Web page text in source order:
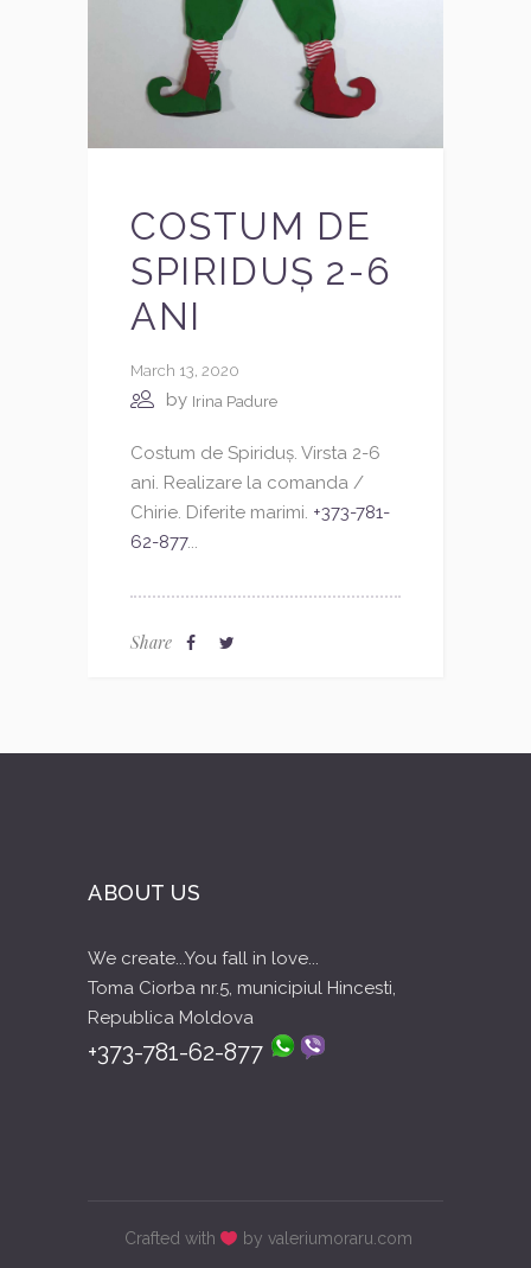
COSTUM DE
SPIRIDUȘ 2-6
ANI
March 13, 2020
by Irina Padure
Costum de Spiriduș. Virsta 2-6
ani. Realizare la comanda /
Chirie. Diferite marimi. +373-781-
62-877...
Share
ABOUT US
We create...You fall in love...
Toma Ciorba nr.5, municipiul Hincesti,
Republica Moldova
+373-781-62-877
Crafted with by valeriumoraru.com